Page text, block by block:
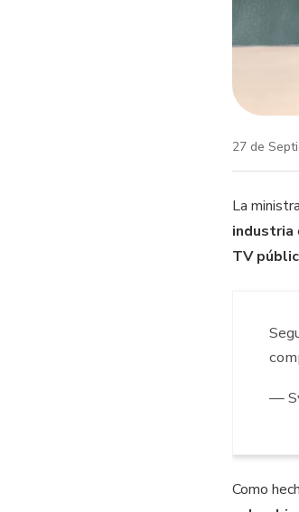
27 de
La ministra
industria
TV
—
Como